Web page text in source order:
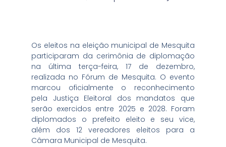
Os eleitos na eleição municipal de Mesquita
participaram da cerimônia de diplomação
na última terça-feira, 17 de dezembro,
realizada no Fórum de Mesquita. O evento
marcou oficialmente o reconhecimento
pela Justiça Eleitoral dos mandatos que
serão exercidos entre 2025 e 2028. Foram
diplomados o prefeito eleito e seu vice,
além dos 12 vereadores eleitos para a
Câmara Municipal de Mesquita.